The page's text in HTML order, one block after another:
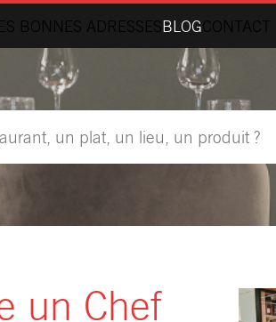
BONNES ADRESSESBLOGCONTACT
un Chef